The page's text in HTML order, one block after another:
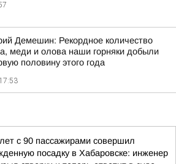
Демешин: Рекордное количество
меди и олова наши горняки добыли
половину этого года
17:53
с 90 пассажирами совершил
посадку в Хабаровске: инженер